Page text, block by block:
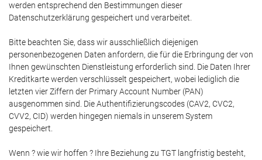
werden entsprechend den Bestimmungen dieser
Datenschutzerklärung gespeichert und verarbeitet.
Bitte beachten Sie, dass wir ausschließlich diejenigen
personenbezogenen Daten anfordern, die für die Erbringung der von
Ihnen gewünschten Dienstleistung erforderlich sind. Die Daten Ihrer
Kreditkarte werden verschlüsselt gespeichert, wobei lediglich die
letzten vier Ziffern der Primary Account Number (PAN)
ausgenommen sind. Die Authentifizierungscodes (CAV2, CVC2,
CVV2, CID) werden hingegen niemals in unserem System
gespeichert.
Wenn ? wie wir hoffen ? Ihre Beziehung zu TGT langfristig besteht,